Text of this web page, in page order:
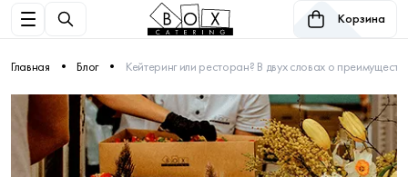
Корзина
Главная Блог Кейтеринг или ресторан? В двух словах о